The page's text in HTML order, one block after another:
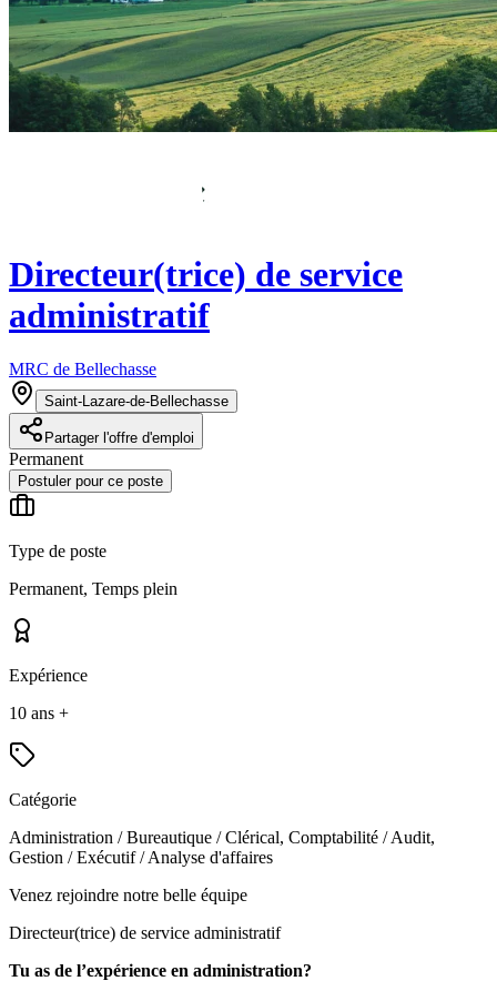
Directeur(trice) de service
administratif
MRC de Bellechasse
Saint-Lazare-de-Bellechasse
Partager l'offre d'emploi
Permanent
Postuler pour ce poste
Type de poste
Permanent, Temps plein
Expérience
10 ans +
Catégorie
Administration / Bureautique / Clérical, Comptabilité / Audit,
Gestion / Exécutif / Analyse d'affaires
Venez rejoindre notre belle équipe
Directeur(trice) de service administratif
Tu as de l’expérience en administration?